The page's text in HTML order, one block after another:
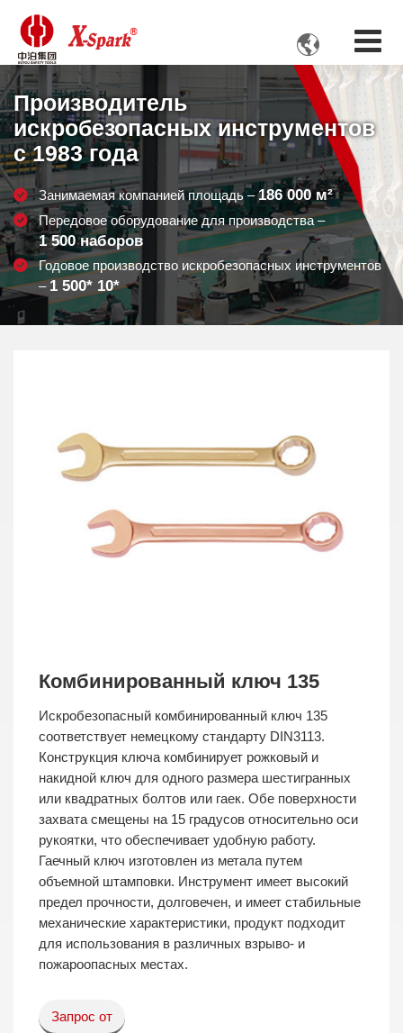

Производитель
искробезопасных инструментов
с 1983 года
Занимаемая компанией площадь –186 000м²
Передовое оборудование для производства –
1 500наборов
Годовое производство искробезопасных инструментов
– 1 500* 10*
Комбинированный ключ 135
Искробезопасный комбинированный ключ 135
соответствует немецкому стандарту DIN3113.
Конструкция ключа комбинирует рожковый и
накидной ключ для одного размера шестигранных
или квадратных болтов или гаек. Обе поверхности
захвата смещены на 15 градусов относительно оси
рукоятки, что обеспечивает удобную работу.
Гаечный ключ изготовлен из метала путем
объемной штамповки. Инструмент имеет высокий
предел прочности, долговечен, и имеет стабильные
механические характеристики, продукт подходит
для использования в различных взрыво- и
пожароопасных местах.
Запрос от